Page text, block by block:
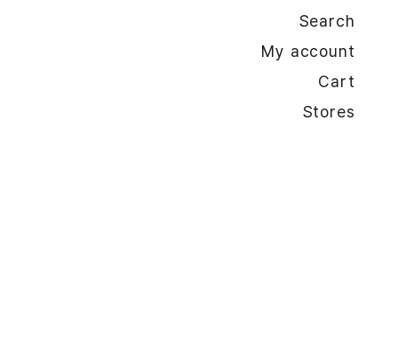
Search
My account
Cart
Stores